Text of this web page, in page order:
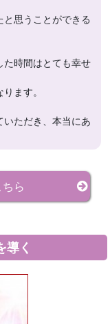
思うことができる
た時間はとても幸せ
ます。
ただき、本当にあ
ら
導く